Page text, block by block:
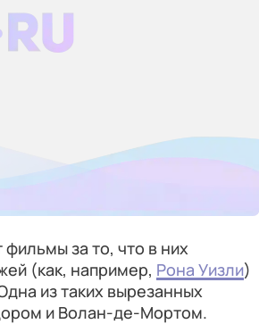
за то, что в них
(как, например, Рона Уизли)
из таких вырезанных
и Волан-де-Мортом.